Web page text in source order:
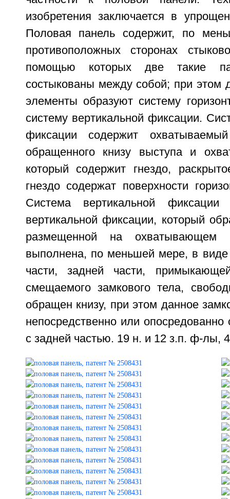
изобретения заключается в
Половая панель содержит, по
противоположных сторонах
помощью которых две такие
состыкованы между собой; при этом
элементы образуют систему
систему вертикальной фиксации.
фиксации содержит
обращенного книзу выступа и
который содержит гнездо,
гнездо содержат поверхности
Система вертикальной фиксации
вертикальной фиксации, который
размещенной на охватывающем
выполнена, по меньшей мере, в
части, задней части,
смещаемого замкового тела,
обращен книзу, при этом данное
непосредственно или
с задней частью. 19 н. и 12 з.п. ф-лы,